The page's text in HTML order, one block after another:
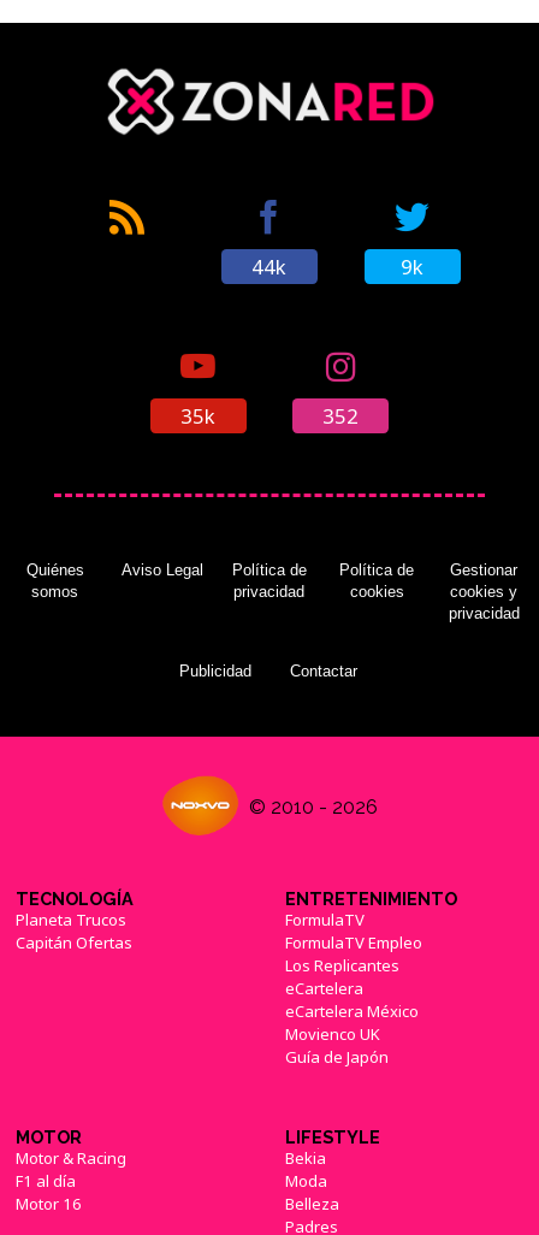
44k 9k
35k 352
Quiénes
somos
Aviso Legal
Política de
privacidad
Política de
cookies
Gestionar
cookies y
privacidad
Publicidad Contactar
© 2010 - 2026
TECNOLOGÍA
Planeta Trucos
Capitán Ofertas
ENTRETENIMIENTO
FormulaTV
FormulaTV Empleo
Los Replicantes
eCartelera
eCartelera México
Movienco UK
Guía de Japón
MOTOR
Motor & Racing
F1 al día
Motor 16
LIFESTYLE
Bekia
Moda
Belleza
Padres